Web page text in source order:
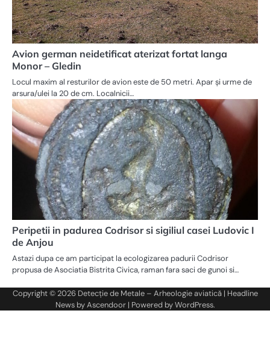
Avion german neidetificat aterizat fortat langa
Monor – Gledin
Locul maxim al resturilor de avion este de 50 metri. Apar și urme de
arsura/ulei la 20 de cm. Localnicii…
Peripetii in padurea Codrisor si sigiliul casei Ludovic I
de Anjou
Astazi dupa ce am participat la ecologizarea padurii Codrisor
propusa de Asociatia Bistrita Civica, raman fara saci de gunoi si…
Copyright © 2026 Detecție de Metale – Arheologie aviatică| Headline
News byAscendoor| Powered byWordPress.